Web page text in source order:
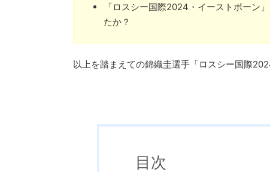
「ロスシー国際2024・イーストボーン
たか？
以上を踏まえての錦織圭選手「ロスシー国際
目次